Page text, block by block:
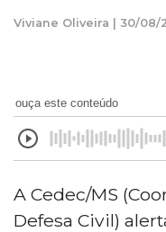
Viviane Oliveira | 30/08/
ouça este conteúdo
A Cedec/MS
Defesa Civil)